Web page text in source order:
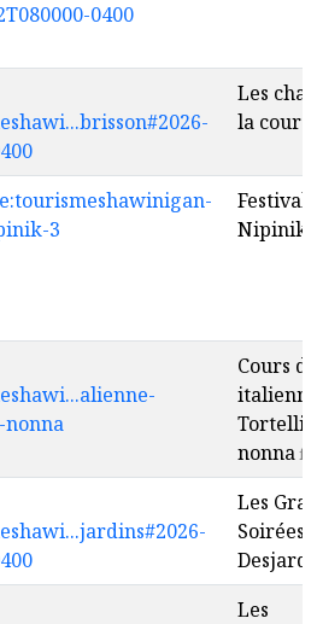
0400
Les
la cour
3
Festival
Nipinik
Cours
Tortelli
nonnafr
Les
Soirées
Les